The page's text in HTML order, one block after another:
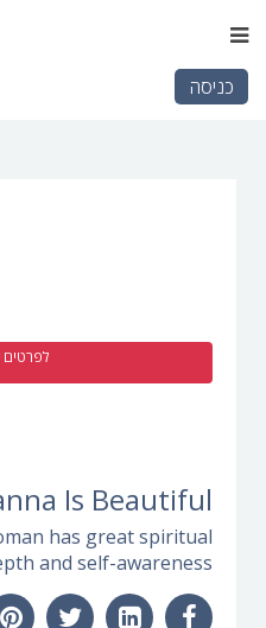
כניסה
לפרטים
Is Beautiful
has great spiritual
and self-awareness